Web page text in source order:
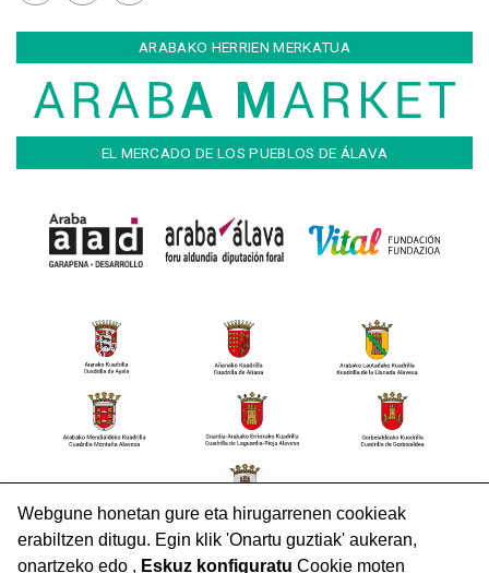
ARABAKO HERRIEN MERKATUA
EL MERCADO DE LOS PUEBLOS DE ÁLAVA